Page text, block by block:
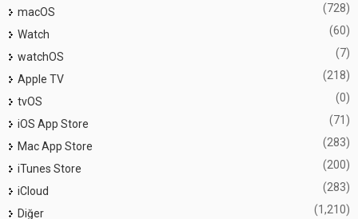
macOS (728)
Watch (60)
watchOS (7)
Apple TV (218)
tvOS (0)
iOS App Store (71)
Mac App Store (283)
iTunes Store (200)
iCloud (283)
Diğer (1,210)